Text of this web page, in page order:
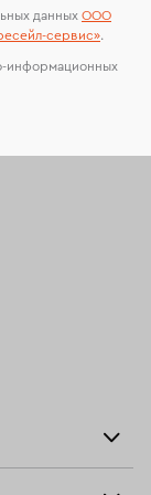
данных ООО
сервиc».
информационных